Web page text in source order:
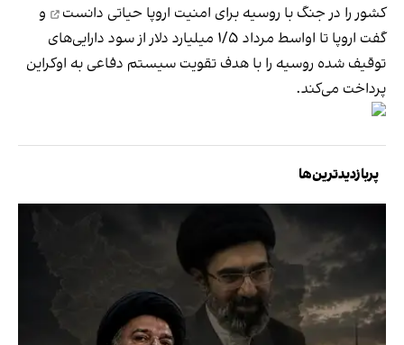
کشور را در جنگ با روسیه برای امنیت اروپا حیاتی دانست
و
گفت اروپا تا اواسط مرداد ۱/۵ میلیارد دلار از سود دارایی‌های
توقیف شده روسیه را با هدف تقویت سیستم دفاعی به اوکراین
پرداخت می‌کند.
پربازدیدترین‌ها